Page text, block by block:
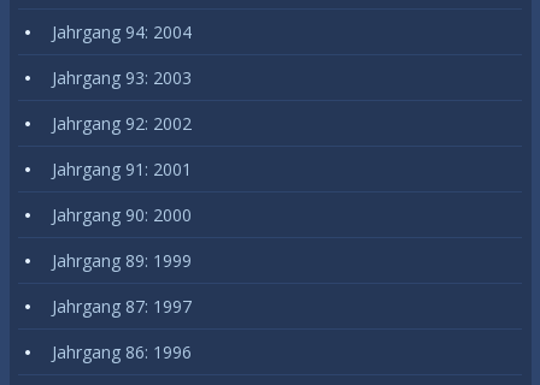
Jahrgang 94: 2004
Jahrgang 93: 2003
Jahrgang 92: 2002
Jahrgang 91: 2001
Jahrgang 90: 2000
Jahrgang 89: 1999
Jahrgang 87: 1997
Jahrgang 86: 1996